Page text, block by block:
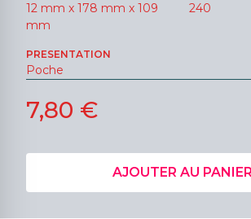
12 mm x 178 mm x 109
mm
240
PRESENTATION
Poche
7,80 €
AJOUTER AU PANIER